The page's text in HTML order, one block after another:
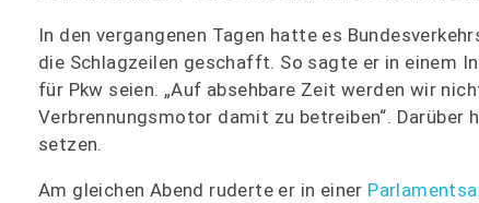
In den vergangenen Tagen hatte es
die Schlagzeilen geschafft. So sagte er in einem
für Pkw seien. „Auf absehbare Zeit werden wir
Verbrennungsmotor damit zu betreiben“. Darüber
setzen.
Am gleichen Abend ruderte er in einer